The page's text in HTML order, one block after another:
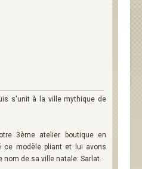
s'unit à la ville mythique de
3ème atelier boutique en
ce modèle pliant et lui avons
de sa ville natale: Sarlat.